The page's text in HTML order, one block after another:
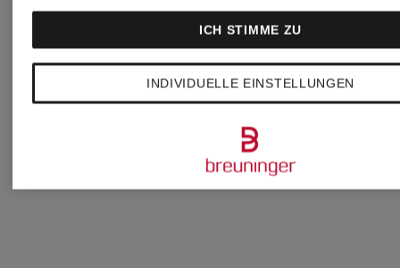
Bestpreis:
67,99 €
Ursprünglich:
93,49 €
159 €
INDIVIDUELLE EINSTELLUNGEN
ICH STIMME ZU